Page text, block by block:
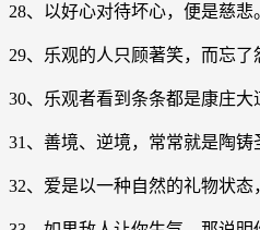
28、以好心对待坏心，便是慈悲
29、乐观的人只顾著笑，而忘了
30、乐观者看到条条都是康庄大
31、善境、逆境，常常就是陶铸
32、爱是以一种自然的礼物状态